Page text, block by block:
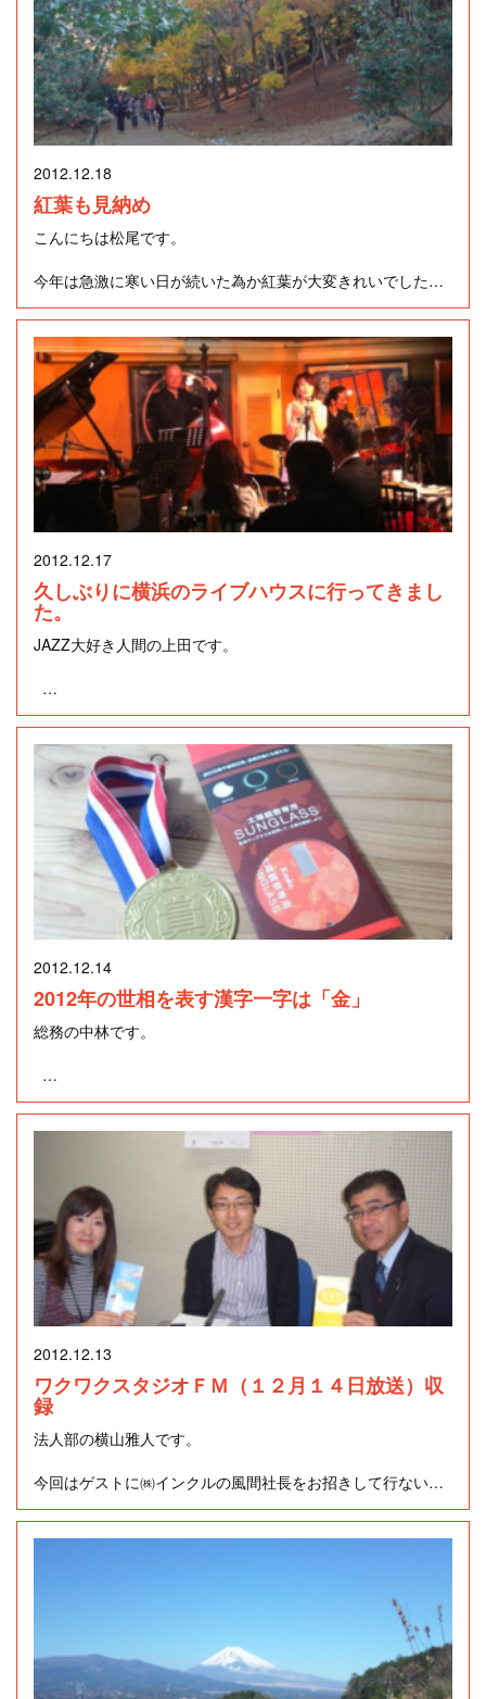
2012.12.18
紅葉も見納め
こんにちは松尾です。
今年は急激に寒い日が続いた為か紅葉が大変きれいでした。
山肌を染めるもみじが約1000本？数えきれません。一言
に”もみじ”と言っても、イロハカエデ、トウカエデ、オオモ
ミジ等いろいろな種類があるようです。違いはよくわかりま
せんが、黄色、ダイダイ色、赤色と個々の木でさまざまな色
をしているのには、おどろきました。
久しぶりに斜面に腰を下ろしてみました。
見上げると真っ赤な・・・
また、来年も行ってみようと思いました。
2012.12.17
久しぶりに横浜のライブハウスに行ってきまし
た。
JAZZ大好き人間の上田です。
横浜は港町とあって、関内エリアには沢山のjazzライブハウ
スがあります。私の通い詰めているライブハウスは、「BerB
erBer」という横浜では大変歴史のある老舗です。一流ミュー
ジシャンをはじめ、多くのミュージシャンがこのステージが
登竜門ともいわれる程の歴史と伝統があるライブハウスで
す。
私は家内とともに年に2～3回遊びに行きます。今回は4カ月
変わり、行く度に色々な方のヴォーカルやバンドを楽しむこ
とが出来ます。今回はVO.貞吉なおこ、and南野陽征PianoＴ
ＲＩOを楽しむことが出来ました。
VO.の貞吉なおこさんは、国民的美魔女コンテスト第1回ファ
イナリストで、“Ｓｗｉｎｇ美魔女”といわれるほどの超美人
シンガーです。テレビＣＭやラジオにも出演しています。Pia
noの南野陽征さんは、とても繊細で、早いパッセージのアド
リブが得意な方です。
ライブハウスは、ホールでの演奏会と違い、食事をしなが
ら、お酒を飲みながら、お喋りをしながらでも良し。さら
に、演奏に合わせた手拍子はとてもステージを盛り上げま
り“ノリノリ”になります。時には客席にミュージシャンが来
ていると、ステージに飛び入りで上がりサプライズのジャム
セッションが楽しめます。これがまたライブハウスならでは
1stステージが終わり、さっそく私の大好きなスタンダードナ
ンバー「The days of wine and roses」、日本名「酒とバラの
いしました。ところが、彼女がレパートリーに無いのでバン
ド演奏でお応えしてくれることになりました。それでも、彼
女の歌をと思い幾つか曲を挙げリクエストしました。結局、
彼女がお任せでスタンダードナンバーを約束してくれまし
た。
2012.12.14
2012年の世相を表す漢字一字は「金」
総務の中林です。
日本漢字能力検定協会は12月12日、「今年の漢字」として全
国から公募し、最も応募数の多かった一字は「金」だったと
日本漢字能力検定協会2012年「今年の漢字」（http://www.ka
nken.or.jp/years_kanji/2012.html）
1995年から毎年公募しており、昨年は「絆」、一昨年は
応募があり、「金」が9,156票（3.54%）を集めて1位になっ
たそうです。ちなみに、 「金」はシドニーオリンピックのあ
った2000年にも選ばれており、2回目の登場。
そういえば今年は、「金環日食」を家族と見るための時間を
会社が許してくれたし、頑張っている息子に100均で買った
揮毫（きごう）された一字は12月31日（月）正午まで京都市
東山区の清水寺本堂で公開されているそうです。
2012.12.13
ワクワクスタジオＦＭ（１２月１４日放送）収
録
法人部の横山雅人です。
今回はゲストに㈱インクルの風間社長をお招きして行ないま
しかし、風間さんは一緒にいて気持ちのいい不思議人ですよ